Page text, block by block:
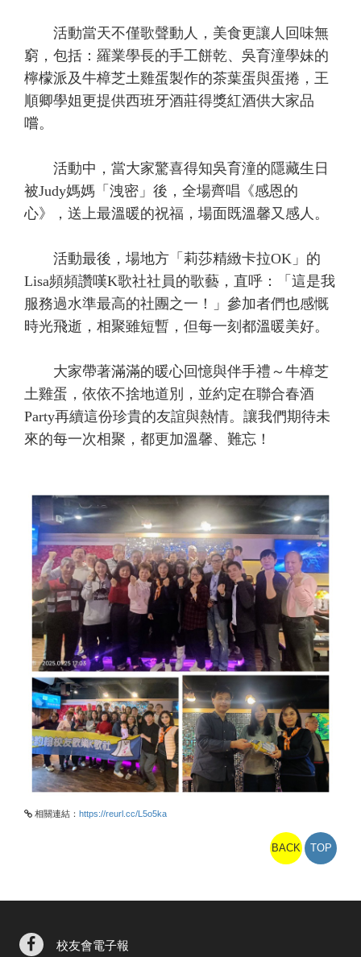
活動當天不僅歌聲動人，美食更讓人回味無
窮，包括：羅業學長的手工餅乾、吳育潼學妹的
檸檬派及牛樟芝土雞蛋製作的茶葉蛋與蛋捲，王
順卿學姐更提供西班牙酒莊得獎紅酒供大家品
嚐。
活動中，當大家驚喜得知吳育潼的隱藏生日
被Judy媽媽「洩密」後，全場齊唱《感恩的
心》，送上最溫暖的祝福，場面既溫馨又感人。
活動最後，場地方「莉莎精緻卡拉OK」的
Lisa頻頻讚嘆K歌社社員的歌藝，直呼：「這是我
服務過水準最高的社團之一！」參加者們也感慨
時光飛逝，相聚雖短暫，但每一刻都溫暖美好。
大家帶著滿滿的暖心回憶與伴手禮～牛樟芝
土雞蛋，依依不捨地道別，並約定在聯合春酒
Party再續這份珍貴的友誼與熱情。讓我們期待未
來的每一次相聚，都更加溫馨、難忘！
相關連結： https://reurl.cc/L5o5ka
BACK TOP
校友會電子報